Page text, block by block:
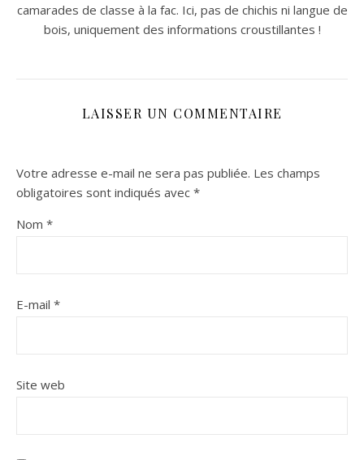
camarades de classe à la fac. Ici, pas de chichis ni langue de
bois, uniquement des informations croustillantes !
LAISSER UN COMMENTAIRE
Votre adresse e-mail ne sera pas publiée. Les champs
obligatoires sont indiqués avec *
Nom *
E-mail *
Site web